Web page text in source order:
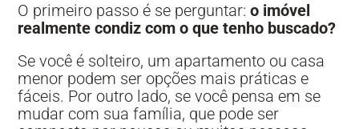
O primeiro passo é se perguntar:o imóvel
realmente condiz com o que tenho buscado?
Se você é solteiro, um apartamento ou casa
menor podem ser opções mais práticas e
fáceis. Por outro lado, se você pensa em se
mudar com sua família, que pode ser